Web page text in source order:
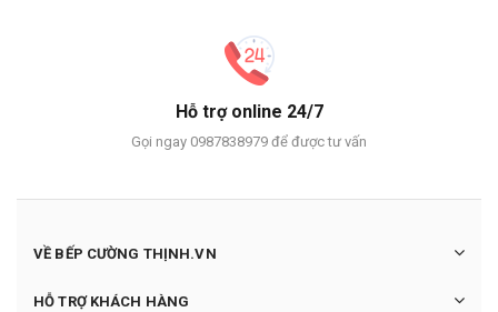
Hỗ trợ online 24/7
Gọi ngay 0987838979 để được tư vấn
VỀ BẾP CƯỜNG THỊNH.VN
HỖ TRỢ KHÁCH HÀNG